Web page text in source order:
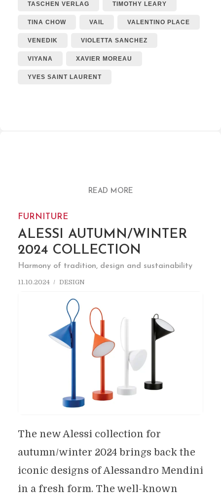
TASCHEN VERLAG TIMOTHY LEARY
TINA CHOW VAIL VALENTINO PLACE
VENEDIK VIOLETTA SANCHEZ
VIYANA XAVIER MOREAU
YVES SAINT LAURENT
READ MORE
FURNITURE
ALESSI AUTUMN/WINTER
2024 COLLECTION
Harmony of tradition, design and sustainability
11.10.2024 DESIGN
The new Alessi collection for
autumn/winter 2024 brings back the
iconic designs of Alessandro Mendini
in a fresh form. The well-known